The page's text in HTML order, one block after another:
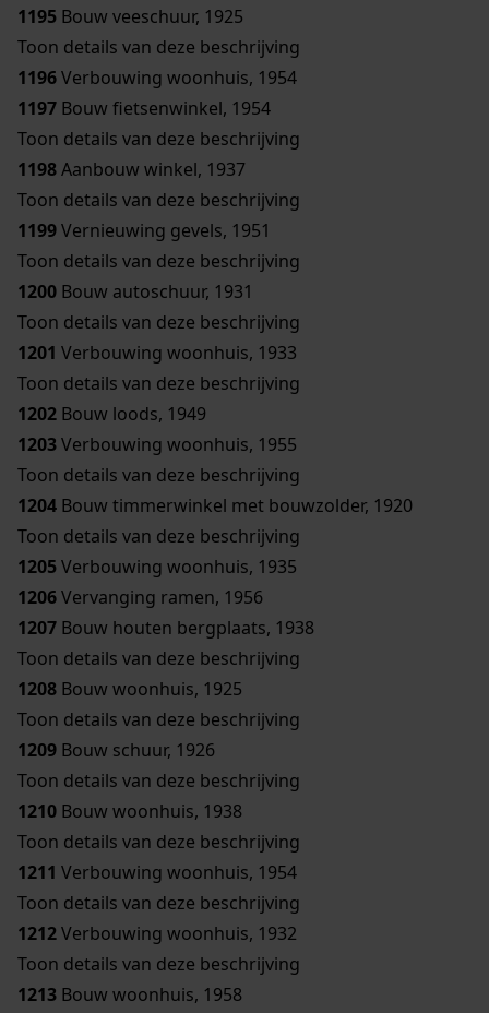
1195 Bouw veeschuur, 1925
Toon details van deze beschrijving
1196Verbouwing woonhuis, 1954
1197 Bouw fietsenwinkel, 1954
Toon details van deze beschrijving
1198Aanbouw winkel, 1937
Toon details van deze beschrijving
1199Vernieuwing gevels, 1951
Toon details van deze beschrijving
1200 Bouw autoschuur, 1931
Toon details van deze beschrijving
1201 Verbouwing woonhuis, 1933
Toon details van deze beschrijving
1202 Bouw loods, 1949
1203Verbouwing woonhuis, 1955
Toon details van deze beschrijving
1204 Bouw timmerwinkel met bouwzolder, 1920
Toon details van deze beschrijving
1205Verbouwing woonhuis, 1935
1206Vervanging ramen, 1956
1207 Bouw houten bergplaats, 1938
Toon details van deze beschrijving
1208 Bouw woonhuis, 1925
Toon details van deze beschrijving
1209 Bouw schuur, 1926
Toon details van deze beschrijving
1210 Bouw woonhuis, 1938
Toon details van deze beschrijving
1211 Verbouwing woonhuis, 1954
Toon details van deze beschrijving
1212Verbouwing woonhuis, 1932
Toon details van deze beschrijving
1213 Bouw woonhuis, 1958